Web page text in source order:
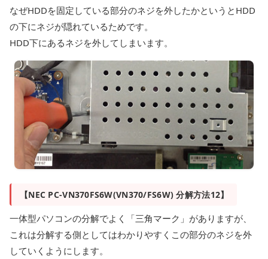
なぜHDDを固定している部分のネジを外したかというとHDD
の下にネジが隠れているためです。
HDD下にあるネジを外してしまいます。
【NEC PC-VN370FS6W(VN370/FS6W) 分解方法12】
一体型パソコンの分解でよく「三角マーク」がありますが、
これは分解する側としてはわかりやすくこの部分のネジを外
していくようにします。